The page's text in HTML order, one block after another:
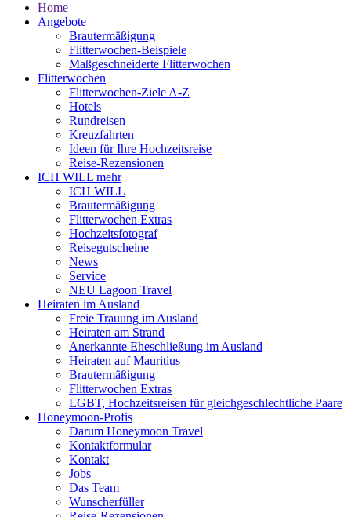
Home
Angebote
Brautermäßigung
Flitterwochen-Beispiele
Maßgeschneiderte Flitterwochen
Flitterwochen
Flitterwochen-Ziele A-Z
Hotels
Rundreisen
Kreuzfahrten
Ideen für Ihre Hochzeitsreise
Reise-Rezensionen
ICH WILL mehr
ICH WILL
Brautermäßigung
Flitterwochen Extras
Hochzeitsfotograf
Reisegutscheine
News
Service
NEU Lagoon Travel
Heiraten im Ausland
Freie Trauung im Ausland
Heiraten am Strand
Anerkannte Eheschließung im Ausland
Heiraten auf Mauritius
Brautermäßigung
Flitterwochen Extras
LGBT, Hochzeitsreisen für gleichgeschlechtliche Paare
Honeymoon-Profis
Darum Honeymoon Travel
Kontaktformular
Kontakt
Jobs
Das Team
Wunscherfüller